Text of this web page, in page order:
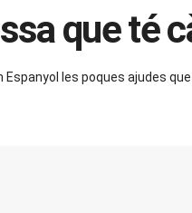
que té
les poques ajudes